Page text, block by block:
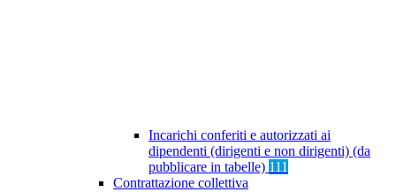
Incarichi conferiti e autorizzati ai
dipendenti (dirigenti e non dirigenti) (da
pubblicare in tabelle) 111
Contrattazione collettiva